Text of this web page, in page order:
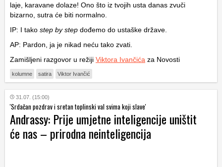
laje, karavane dolaze! Ono što iz tvojih usta danas zvuči
bizarno, sutra će biti normalno.
IP: I tako step by step dođemo do ustaške države.
AP: Pardon, ja je nikad neću tako zvati.
Zamišljeni razgovor u režiji Viktora Ivančića za Novosti
kolumne satira Viktor Ivančić
31.07. (15:00)
'Srdačan pozdrav i sretan toplinski val svima koji slave'
Andrassy: Prije umjetne inteligencije uništit
će nas – prirodna neinteligencija